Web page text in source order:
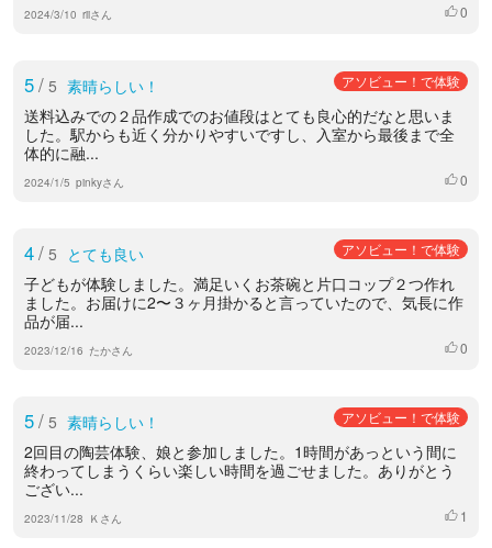
2024/3/10 riiさん いいね
0
5/ 5 素晴らしい！ アソビュー！で体験
送料込みでの２品作成でのお値段はとても良心的だなと思いま
した。駅からも近く分かりやすいですし、入室から最後まで全
体的に融...
2024/1/5 pinkyさん いいね
0
4/ 5 とても良い アソビュー！で体験
子どもが体験しました。満足いくお茶碗と片口コップ２つ作れ
ました。お届けに2〜３ヶ月掛かると言っていたので、気長に作
品が届...
2023/12/16 たかさん いいね
0
5/ 5 素晴らしい！ アソビュー！で体験
2回目の陶芸体験、娘と参加しました。1時間があっという間に
終わってしまうくらい楽しい時間を過ごせました。ありがとう
ござい...
2023/11/28 Ｋさん いいね
1